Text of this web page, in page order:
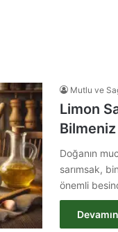
Mutlu ve
Limon
Doğanın
sarımsak,
önemli